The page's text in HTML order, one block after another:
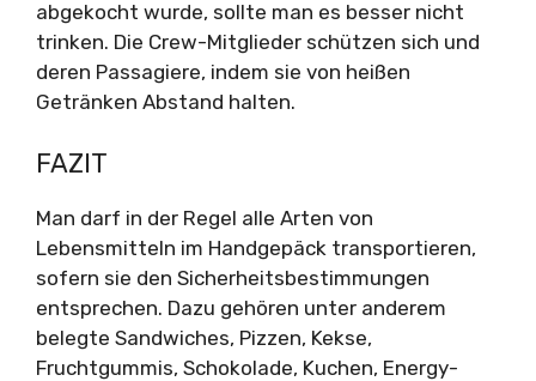
abgekocht wurde, sollte man es besser nicht
trinken. Die Crew-Mitglieder schützen sich und
deren Passagiere, indem sie von heißen
Getränken Abstand halten.
FAZIT
Man darf in der Regel alle Arten von
Lebensmitteln im Handgepäck transportieren,
sofern sie den Sicherheitsbestimmungen
entsprechen. Dazu gehören unter anderem
belegte Sandwiches, Pizzen, Kekse,
Fruchtgummis, Schokolade, Kuchen, Energy-